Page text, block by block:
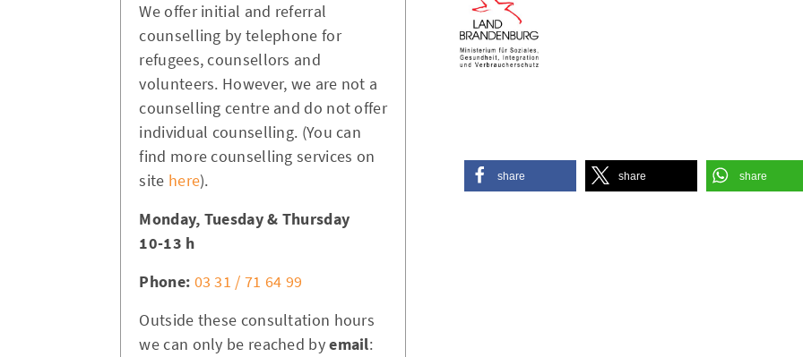
share share share
We offer initial and referral
counselling by telephone for
refugees, counsellors and
volunteers. However, we are not a
counselling centre and do not offer
individual counselling. (You can
find more counselling services on
site here).
Monday, Tuesday & Thursday
10-13 h
Phone: 03 31 / 71 64 99
Outside these consultation hours
we can only be reached byemail: